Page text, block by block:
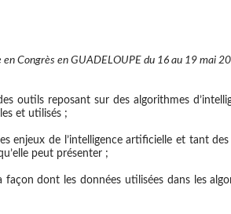
en Congrès en GUADELOUPE du 16 au 19 mai
outils reposant sur des algorithmes
et utilisés ;
enjeux de l’intelligence artificielle et tant
peut présenter ;
façon dont les données utilisées dans les